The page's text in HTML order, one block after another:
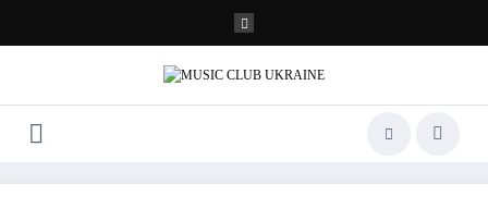
контенту